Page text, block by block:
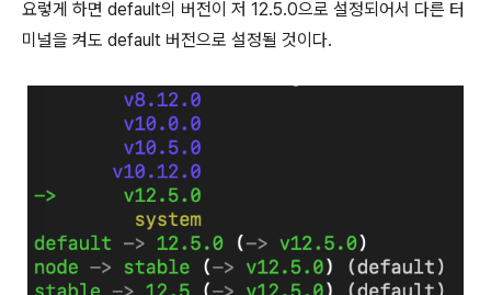
요렇게 하면 default의 버전이 저 12.5.0으로 설정되어서 다른 터
미널을 켜도 default 버전으로 설정될 것이다.